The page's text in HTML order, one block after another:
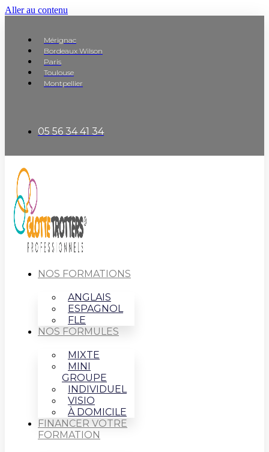
Aller au contenu
Mérignac
Bordeaux Wilson
Paris
Toulouse
Montpellier
05 56 34 41 34
NOS FORMATIONS
ANGLAIS
ESPAGNOL
FLE
NOS FORMULES
MIXTE
MINI
GROUPE
INDIVIDUEL
VISIO
À DOMICILE
FINANCER VOTRE
FORMATION